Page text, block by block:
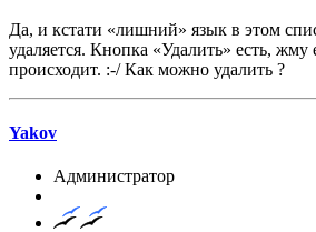
Да, и кстати «лишний» язык в этом
удаляется. Кнопка «Удалить» есть, жму
происходит. :-/ Как можно удалить ?
Yakov
Администратор